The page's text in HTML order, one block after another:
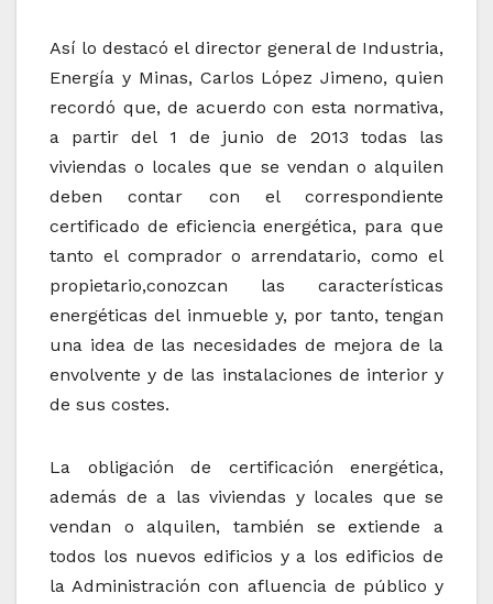
Así lo destacó el director general de Industria,
Energía y Minas, Carlos López Jimeno, quien
recordó que, de acuerdo con esta normativa,
a partir del 1 de junio de 2013 todas las
viviendas o locales que se vendan o alquilen
deben contar con el correspondiente
certificado de eficiencia energética, para que
tanto el comprador o arrendatario, como el
propietario,conozcan las características
energéticas del inmueble y, por tanto, tengan
una idea de las necesidades de mejora de la
envolvente y de las instalaciones de interior y
de sus costes.
La obligación de certificación energética,
además de a las viviendas y locales que se
vendan o alquilen, también se extiende a
todos los nuevos edificios y a los edificios de
la Administración con afluencia de público y